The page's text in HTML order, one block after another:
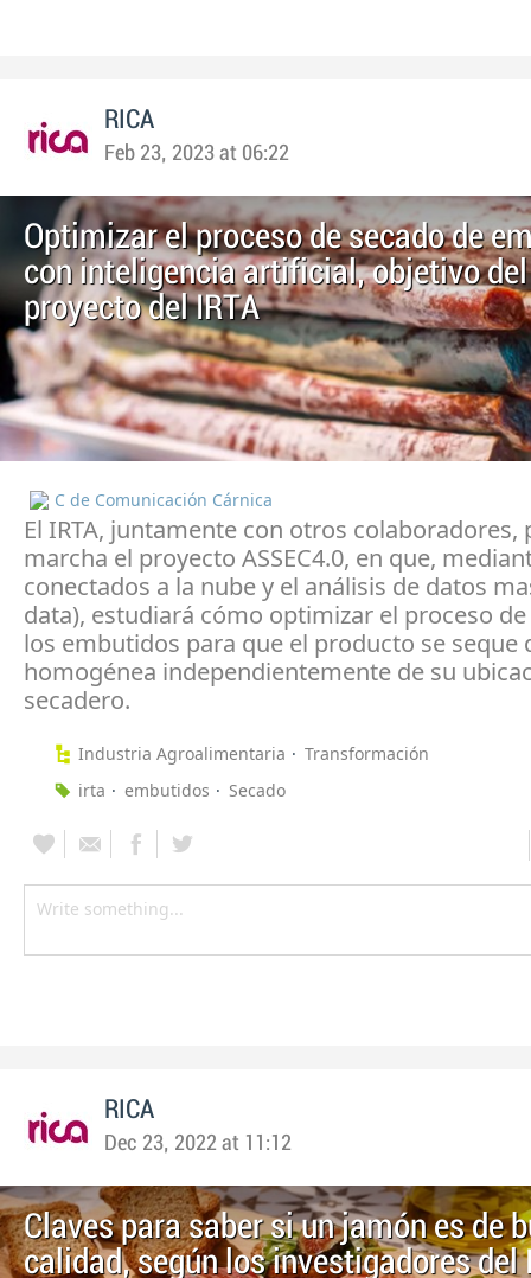
RICA
Feb 23, 2023 at 06:22
Optimizar el proceso de secado de
con inteligencia artificial, objetivo del
proyecto del IRTA
C de Comunicación Cárnica
El IRTA, juntamente con otros colaboradores,
marcha el proyecto ASSEC4.0, en que,
conectados a la nube y el análisis de datos
data), estudiará cómo optimizar el proceso
los embutidos para que el producto se seque
homogénea independientemente de su
secadero.
Industria Agroalimentaria
Transformación
irta
embutidos Secado
RICA
Dec 23, 2022 at 11:12
Claves para saber si un jamón es de
calidad, según los investigadores del